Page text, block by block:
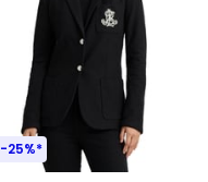
-25%*